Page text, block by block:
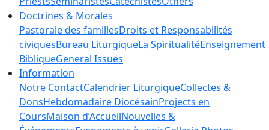
Doctrines & Morales
Pastorale des famillesDroits et Responsabilités
civiquesBureau LiturgiqueLa SpiritualitéEnseignement
BibliqueGeneral Issues
Information
Notre ContactCalendrier LiturgiqueCollectes &
DonsHebdomadaire DiocésainProjects en
CoursMaison d’AccueilNouvelles &